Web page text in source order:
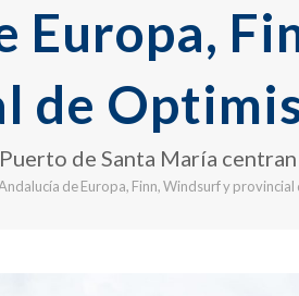
Europa,
de
de Santa María
de Europa, Finn, Windsurf y